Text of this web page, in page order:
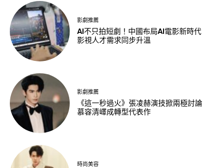
影劇推薦
AI不只拍短劇！中國布局AI電影新時代
影視人才需求同步升溫
影劇推薦
《這一秒過火》張凌赫演技掀兩極討論
慕容清嶧成轉型代表作
時尚美容